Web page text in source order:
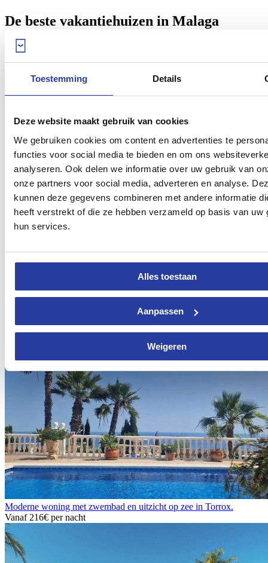
Toestemming Details
Deze website maakt gebruik van cookies
We gebruiken cookies om content en advertenties te
functies voor social media te bieden en om ons
analyseren. Ook delen we informatie over uw gebruik van
onze partners voor social media, adverteren en analyse.
kunnen deze gegevens combineren met andere informatie
heeft verstrekt of die ze hebben verzameld op basis van uw
hun services.
Alles toestaan
Aanpassen
Weigeren
De beste vakantiehuizen in Malaga
Ben je behalve je ticket ook nog op zoek naar een goede
geniet van een zeer comfortabele vakantie in de zonovergoten Costa
del Sol.
Moderne woning met zwembad en uitzicht op zee in Torrox.
Vanaf 216€ per nacht